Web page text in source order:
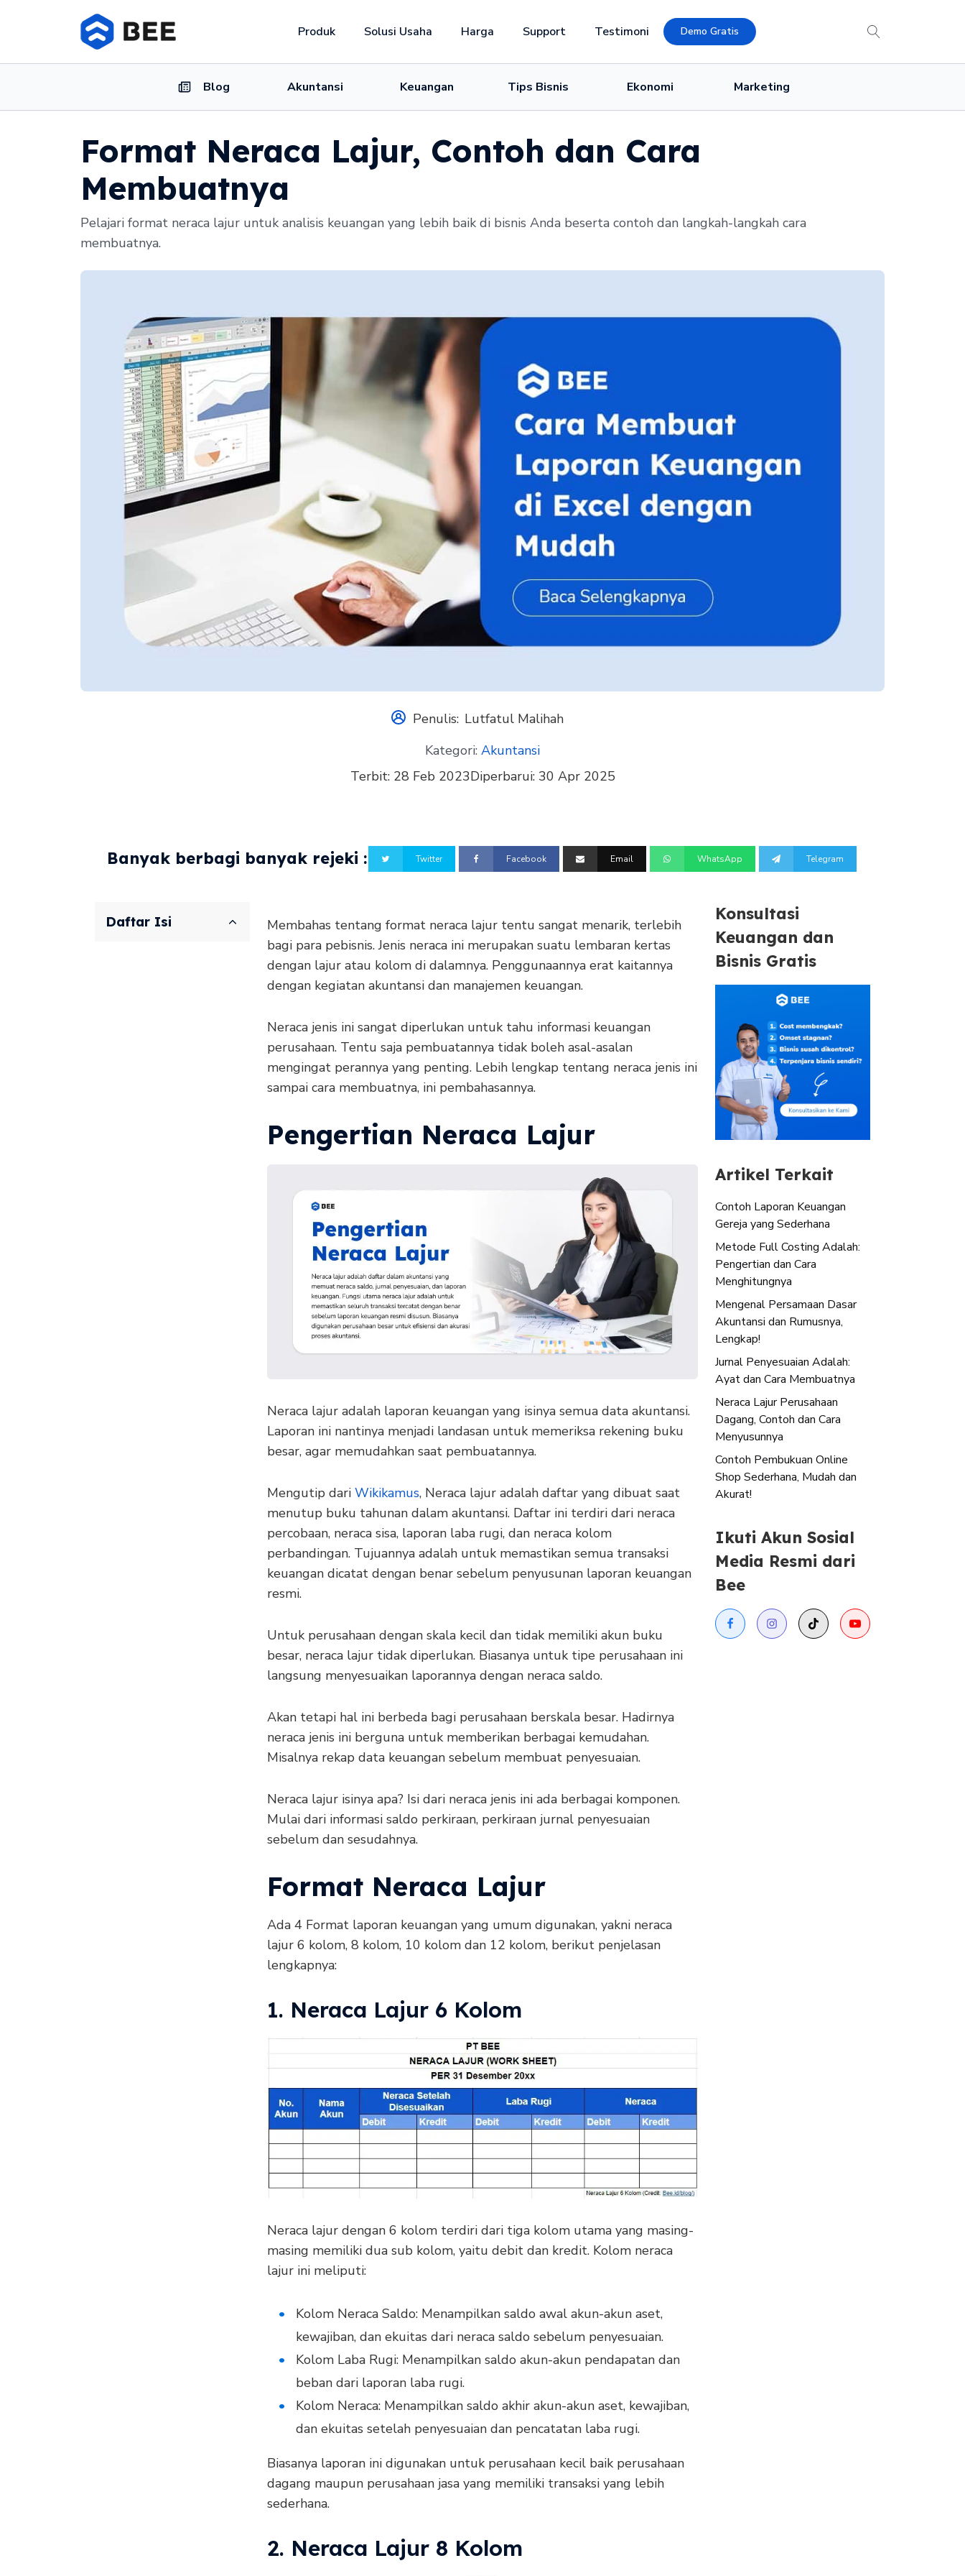
Produk Solusi Usaha Harga Support Testimoni Demo Gratis
Blog Akuntansi Keuangan Tips Bisnis Ekonomi Marketing
Format Neraca Lajur, Contoh dan Cara
Membuatnya
Pelajari format neraca lajur untuk analisis keuangan yang lebih baik di bisnis Anda beserta contoh dan langkah-langkah cara
membuatnya.
Penulis: Lutfatul Malihah
Kategori: Akuntansi
Terbit: 28 Feb 2023Diperbarui: 30 Apr 2025
Banyak berbagi banyak rejeki : Twitter Facebook Email WhatsApp Telegram
Daftar Isi
Membahas tentang format neraca lajur tentu sangat menarik, terlebih
bagi para pebisnis. Jenis neraca ini merupakan suatu lembaran kertas
dengan lajur atau kolom di dalamnya. Penggunaannya erat kaitannya
dengan kegiatan akuntansi dan manajemen keuangan.
Neraca jenis ini sangat diperlukan untuk tahu informasi keuangan
perusahaan. Tentu saja pembuatannya tidak boleh asal-asalan
mengingat perannya yang penting. Lebih lengkap tentang neraca jenis ini
sampai cara membuatnya, ini pembahasannya.
Pengertian Neraca Lajur
Neraca lajur adalah laporan keuangan yang isinya semua data akuntansi.
Laporan ini nantinya menjadi landasan untuk memeriksa rekening buku
besar, agar memudahkan saat pembuatannya.
Mengutip dari Wikikamus, Neraca lajur adalah daftar yang dibuat saat
menutup buku tahunan dalam akuntansi. Daftar ini terdiri dari neraca
percobaan, neraca sisa, laporan laba rugi, dan neraca kolom
perbandingan. Tujuannya adalah untuk memastikan semua transaksi
keuangan dicatat dengan benar sebelum penyusunan laporan keuangan
resmi.
Untuk perusahaan dengan skala kecil dan tidak memiliki akun buku
besar, neraca lajur tidak diperlukan. Biasanya untuk tipe perusahaan ini
langsung menyesuaikan laporannya dengan neraca saldo.
Akan tetapi hal ini berbeda bagi perusahaan berskala besar. Hadirnya
neraca jenis ini berguna untuk memberikan berbagai kemudahan.
Misalnya rekap data keuangan sebelum membuat penyesuaian.
Neraca lajur isinya apa? Isi dari neraca jenis ini ada berbagai komponen.
Mulai dari informasi saldo perkiraan, perkiraan jurnal penyesuaian
sebelum dan sesudahnya.
Format Neraca Lajur
Ada 4 Format laporan keuangan yang umum digunakan, yakni neraca
lajur 6 kolom, 8 kolom, 10 kolom dan 12 kolom, berikut penjelasan
lengkapnya:
1. Neraca Lajur 6 Kolom
Neraca lajur dengan 6 kolom terdiri dari tiga kolom utama yang masing-
masing memiliki dua sub kolom, yaitu debit dan kredit. Kolom neraca
lajur ini meliputi:
Kolom Neraca Saldo: Menampilkan saldo awal akun-akun aset,
kewajiban, dan ekuitas dari neraca saldo sebelum penyesuaian.
Kolom Laba Rugi: Menampilkan saldo akun-akun pendapatan dan
beban dari laporan laba rugi.
Kolom Neraca: Menampilkan saldo akhir akun-akun aset, kewajiban,
dan ekuitas setelah penyesuaian dan pencatatan laba rugi.
Biasanya laporan ini digunakan untuk perusahaan kecil baik perusahaan
dagang maupun perusahaan jasa yang memiliki transaksi yang lebih
sederhana.
2. Neraca Lajur 8 Kolom
Konsultasi
Keuangan dan
Bisnis Gratis
Artikel Terkait
Contoh Laporan Keuangan
Gereja yang Sederhana
Metode Full Costing Adalah:
Pengertian dan Cara
Menghitungnya
Mengenal Persamaan Dasar
Akuntansi dan Rumusnya,
Lengkap!
Jurnal Penyesuaian Adalah:
Ayat dan Cara Membuatnya
Neraca Lajur Perusahaan
Dagang, Contoh dan Cara
Menyusunnya
Contoh Pembukuan Online
Shop Sederhana, Mudah dan
Akurat!
Ikuti Akun Sosial
Media Resmi dari
Bee